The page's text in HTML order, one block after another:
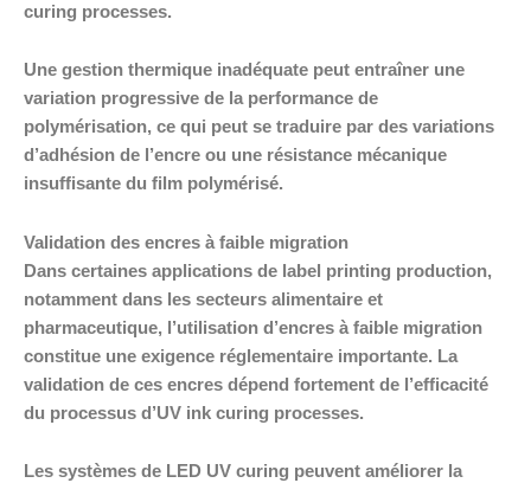
curing processes.
Une gestion thermique inadéquate peut entraîner une
variation progressive de la performance de
polymérisation, ce qui peut se traduire par des variations
d’adhésion de l’encre ou une résistance mécanique
insuffisante du film polymérisé.
Validation des encres à faible migration
Dans certaines applications de label printing production,
notamment dans les secteurs alimentaire et
pharmaceutique, l’utilisation d’encres à faible migration
constitue une exigence réglementaire importante. La
validation de ces encres dépend fortement de l’efficacité
du processus d’UV ink curing processes.
Les systèmes de LED UV curing peuvent améliorer la